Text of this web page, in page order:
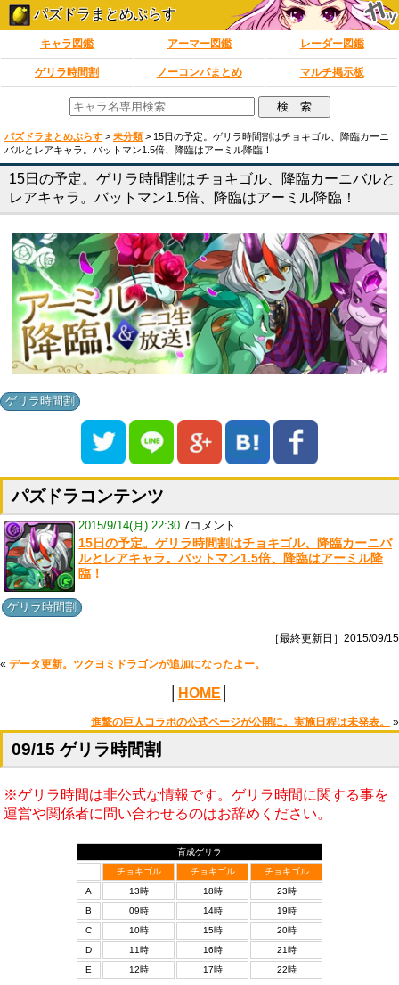
パズドラまとめぷらす
キャラ図鑑 アーマー図鑑 レーダー図鑑
ゲリラ時間割 ノーコンパまとめ マルチ掲示板
パズドラまとめぷらす > 未分類 > 15日の予定。ゲリラ時間割はチョキゴル、降臨カーニ
バルとレアキャラ。バットマン1.5倍、降臨はアーミル降臨！
15日の予定。ゲリラ時間割はチョキゴル、降臨カーニバルと
レアキャラ。バットマン1.5倍、降臨はアーミル降臨！
ゲリラ時間割
パズドラコンテンツ
2015/9/14(月) 22:30 7コメント
15日の予定。ゲリラ時間割はチョキゴル、降臨カーニバ
ルとレアキャラ。バットマン1.5倍、降臨はアーミル降
臨！
ゲリラ時間割
［最終更新日］2015/09/15
« データ更新。ツクヨミドラゴンが追加になったよー。
HOME
進撃の巨人コラボの公式ページが公開に。実施日程は未発表。 »
09/15 ゲリラ時間割
※ゲリラ時間は非公式な情報です。ゲリラ時間に関する事を
運営や関係者に問い合わせるのはお辞めください。
育成ゲリラ
チョキゴル
チョキゴル
チョキゴル
A
13時 18時
23時
B
09時 14時
19時
C
10時 15時
20時
D
11時 16時
21時
E
12時 17時 22時